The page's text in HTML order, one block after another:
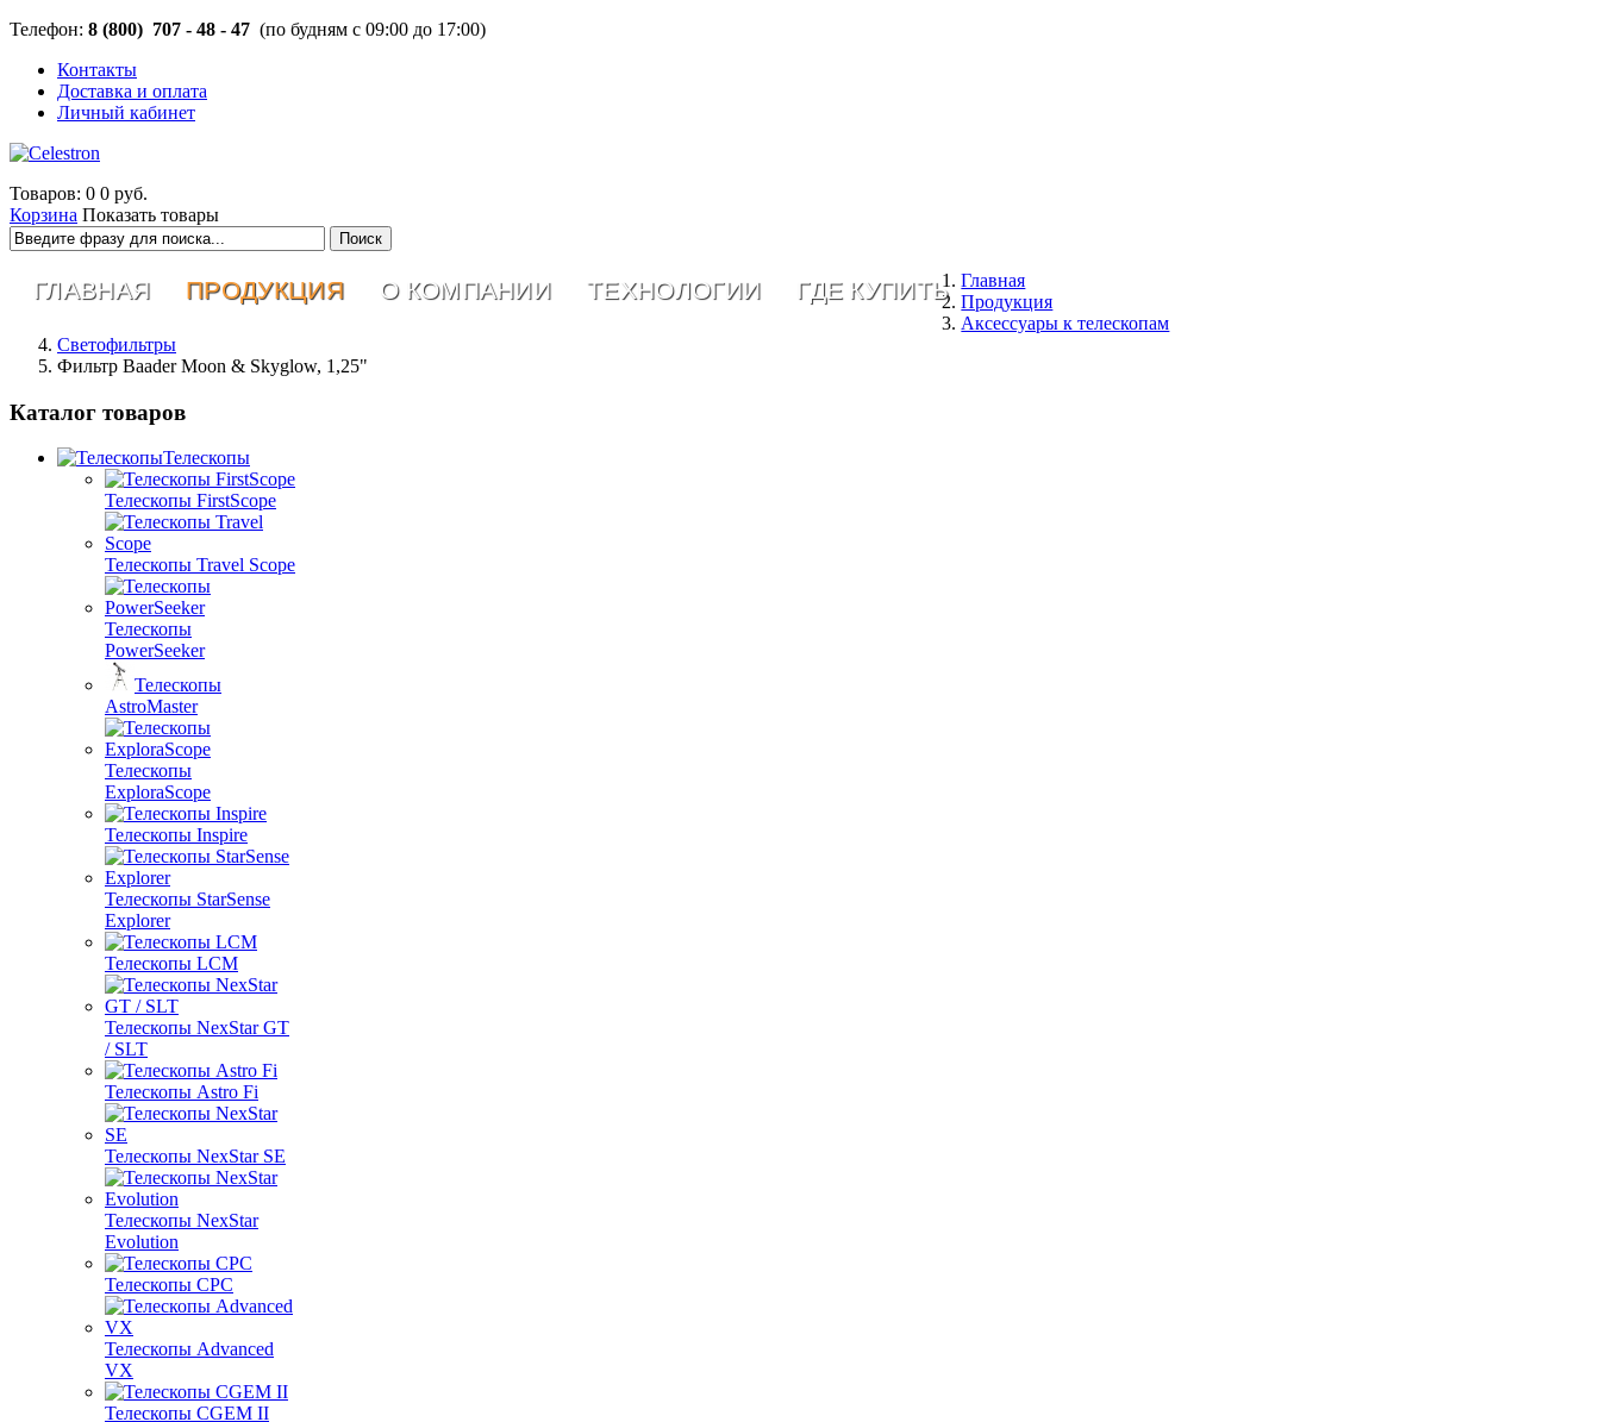
Телефон: 8 (800) 707 - 48 - 47 (по будням с 09:00 до 17:00)
Контакты
Доставка и оплата
Личный кабинет
Товаров: 0 0 руб.
Корзина Показать товары
ГЛАВНАЯ ПРОДУКЦИЯ О КОМПАНИИ ТЕХНОЛОГИИ ГДЕ КУПИТЬ Главная
Продукция
Аксессуары к телескопам
Светофильтры
Фильтр Baader Moon & Skyglow, 1,25"
Каталог товаров
Телескопы
Телескопы FirstScope
Телескопы Travel Scope
Телескопы
PowerSeeker
Телескопы
AstroMaster
Телескопы
ExploraScope
Телескопы Inspire
Телескопы StarSense
Explorer
Телескопы LCM
Телескопы NexStar GT
/ SLT
Телескопы Astro Fi
Телескопы NexStar SE
Телескопы NexStar
Evolution
Телескопы CPC
Телескопы Advanced
VX
Телескопы CGEM II